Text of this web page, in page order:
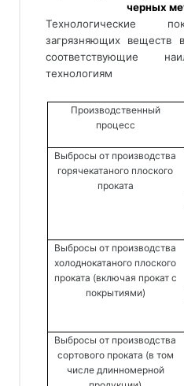
черных
Технологические
загрязняющих веществ
соответствующие
технологиям
Производственный
процесс
Выбросы от производства
горячекатаного плоского
проката
Выбросы от производства
холоднокатаного плоского
проката (включая прокат с
покрытиями)
Выбросы от производства
сортового проката (в том
числе длинномерной